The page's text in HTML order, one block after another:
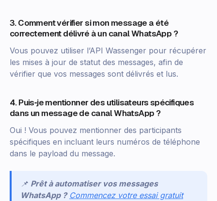
3. Comment vérifier si mon message a été
correctement délivré à un canal WhatsApp ?
Vous pouvez utiliser l’API Wassenger pour récupérer
les mises à jour de statut des messages, afin de
vérifier que vos messages sont délivrés et lus.
4. Puis‑je mentionner des utilisateurs spécifiques
dans un message de canal WhatsApp ?
Oui ! Vous pouvez mentionner des participants
spécifiques en incluant leurs numéros de téléphone
dans le payload du message.
📌 Prêt à automatiser vos messages
WhatsApp ? Commencez votre essai gratuit